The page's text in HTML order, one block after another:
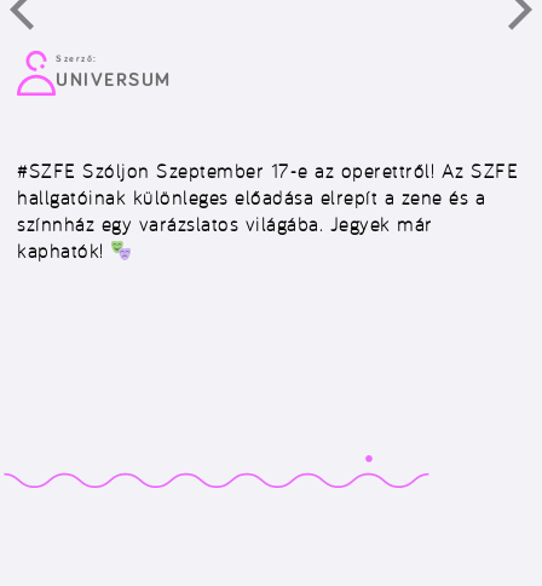
Szerző:
UNIVERSUM
#SZFE Szóljon Szeptember 17-e az operettről! Az SZFE
hallgatóinak különleges előadása elrepít a zene és a
színnház egy varázslatos világába. Jegyek már
kaphatók!